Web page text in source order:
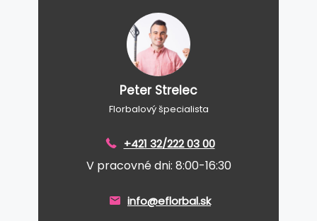
Peter Strelec
Florbalový špecialista
+421 32/222 03 00
V pracovné dni: 8:00-16:30
info@eflorbal.sk